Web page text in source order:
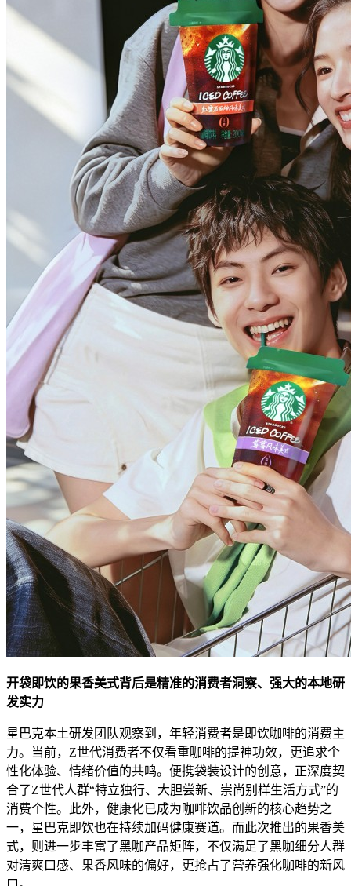
开袋即饮的果香美式背后是精准的消费者洞察、强大的本地研
发实力
星巴克本土研发团队观察到，年轻消费者是即饮咖啡的消费主
力。当前，Z世代消费者不仅看重咖啡的提神功效，更追求个
性化体验、情绪价值的共鸣。便携袋装设计的创意，正深度契
合了Z世代人群“特立独行、大胆尝新、崇尚别样生活方式”的
消费个性。此外，健康化已成为咖啡饮品创新的核心趋势之
一，星巴克即饮也在持续加码健康赛道。而此次推出的果香美
式，则进一步丰富了黑咖产品矩阵，不仅满足了黑咖细分人群
对清爽口感、果香风味的偏好，更抢占了营养强化咖啡的新风